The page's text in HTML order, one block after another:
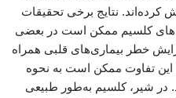
کرده‌اند. نتایج برخی تحقیقات
کلسیم ممکن است در بعضی
خطر بیماری‌های قلبی همراه
این تفاوت ممکن است به نحوه
در شیر، کلسیم به‌طور طبیعی